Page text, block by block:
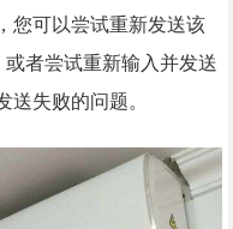
您可以尝试重新发送该
或者尝试重新输入并发送
失败的问题。